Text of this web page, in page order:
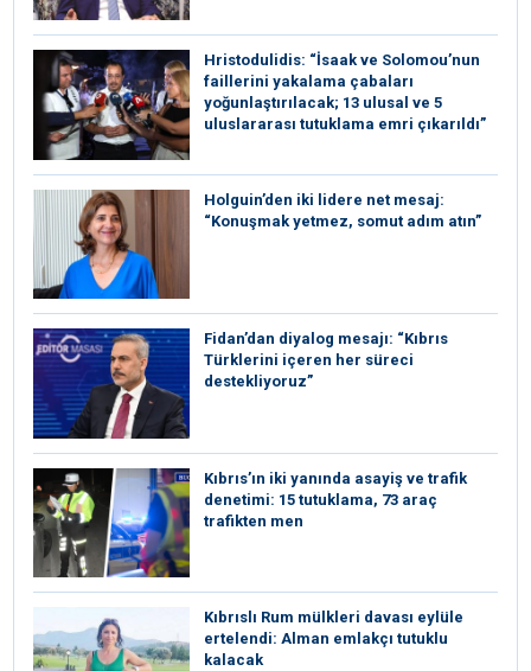
Hristodulidis: “İsaak ve Solomou’nun
faillerini yakalama çabaları
yoğunlaştırılacak; 13 ulusal ve 5
uluslararası tutuklama emri çıkarıldı”
Holguin’den iki lidere net mesaj:
“Konuşmak yetmez, somut adım atın”
Fidan’dan diyalog mesajı: “Kıbrıs
Türklerini içeren her süreci
destekliyoruz”
Kıbrıs’ın iki yanında asayiş ve trafik
denetimi: 15 tutuklama, 73 araç
trafikten men
Kıbrıslı Rum mülkleri davası eylüle
ertelendi: Alman emlakçı tutuklu
kalacak